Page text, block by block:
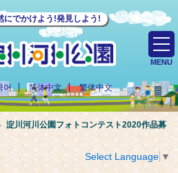
にでかけよう!発見しよう!
어 简体中文 繁体中文
MENU
淀川河川公園フォトコンテスト2020作品募
Select Language ▼